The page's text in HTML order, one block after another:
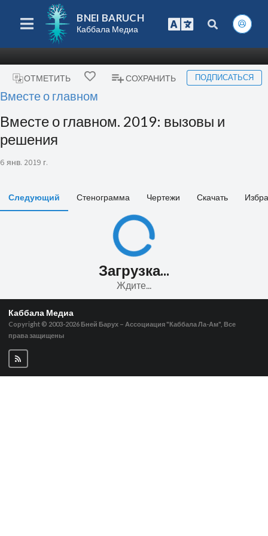
BNEI BARUCH
Каббала Медиа
ОТМЕТИТЬ СОХРАНИТЬ ПОДПИСАТЬСЯ
Вместе о главном
Вместе о главном. 2019: вызовы и
решения
6 янв. 2019 г.
Следующий Стенограмма Чертежи Скачать
Загрузка...
Ждите...
Каббала Медиа
Copyright © 2003-2026 Бней Барух – Ассоциация "Каббала Ла-Ам", Все
права защищены